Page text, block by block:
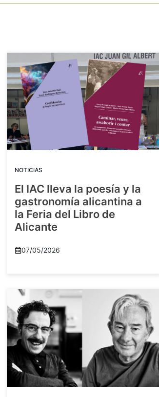
NOTICIAS
El IAC lleva la poesía y la
gastronomía alicantina a
la Feria del Libro de
Alicante
07/05/2026